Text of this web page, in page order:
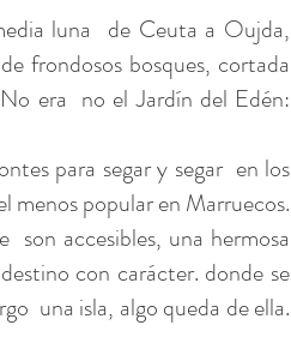
luna de Ceuta a Oujda,
frondosos bosques, cortada
era no el Jardín del Edén:
para segar y segar en los
menos popular en Marruecos.
son accesibles, una hermosa
con carácter. donde se
una isla, algo queda de ella.